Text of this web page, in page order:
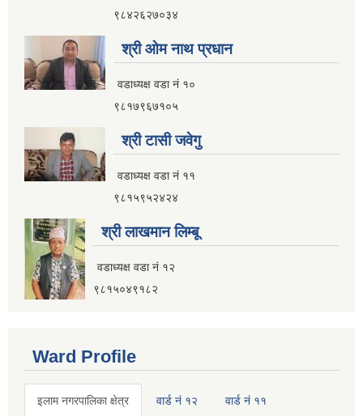
९८४२६२७०३४
श्री ओम नाथ प्रधान
वडाध्यक्ष वडा नं १०
९८१७९६७१०५
श्री टासी जवेगु
वडाध्यक्ष वडा नं ११
९८१५९५२४२४
श्री लाखमान लिम्बू
वडाध्यक्ष वडा नं १२
९८१५०४९१८२
Ward Profile
इलाम नगरपालिका क्षेत्र वार्ड नं १२ वार्ड नं ११